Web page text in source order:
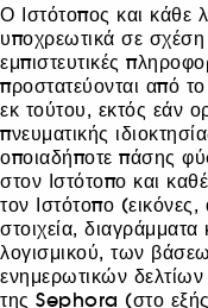
Ο Ιστότοπος και κάθε
υποχρεωτικά σε σχέση
εμπιστευτικές
προστατεύονται από
εκ τούτου, εκτός εάν
πνευματικής
οποιαδήποτε πάσης
στον Ιστότοπο και
τον Ιστότοπο (εικόνες,
στοιχεία,
λογισμικού, των
ενημερωτικών δελτίων
της Sephora (στο